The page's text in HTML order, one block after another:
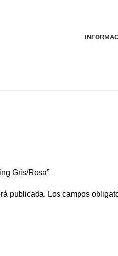
Gris/Rosa”
publicada. Los campos